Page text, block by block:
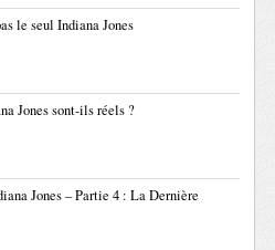
le seul Indiana Jones
Jones sont-ils réels ?
Jones – Partie 4 : La Dernière